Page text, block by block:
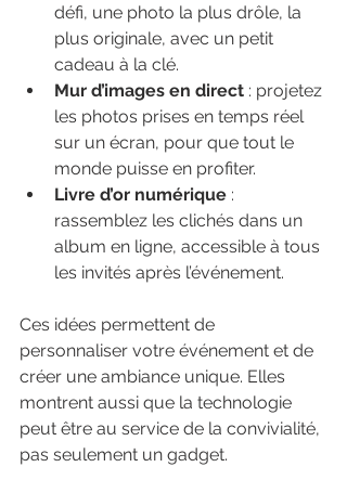
défi, une photo la plus drôle, la
plus originale, avec un petit
cadeau à la clé.
Mur d’images en direct : projetez
les photos prises en temps réel
sur un écran, pour que tout le
monde puisse en profiter.
Livre d’or numérique :
rassemblez les clichés dans un
album en ligne, accessible à tous
les invités après l’événement.
Ces idées permettent de
personnaliser votre événement et de
créer une ambiance unique. Elles
montrent aussi que la technologie
peut être au service de la convivialité,
pas seulement un gadget.